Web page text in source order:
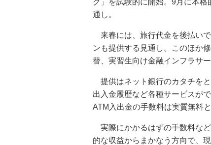
通し。
来春には、旅行代金を後払い
ンも提供する見通し。このほか
替、実習生向け金融インフラサ
提供はネット銀行のカタチを
出入金履歴など各種サービスが
ATM入出金の手数料は実質無料と
実際にかかるはずの手数料な
的な収益からまかなう方向で、